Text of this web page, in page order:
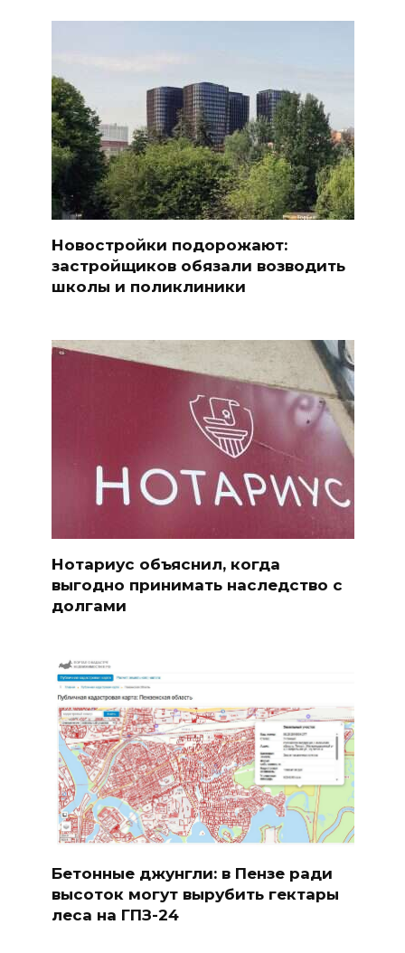
Новостройки подорожают:
застройщиков обязали возводить
школы и поликлиники
Нотариус объяснил, когда
выгодно принимать наследство с
долгами
Бетонные джунгли: в Пензе ради
высоток могут вырубить гектары
леса на ГПЗ-24